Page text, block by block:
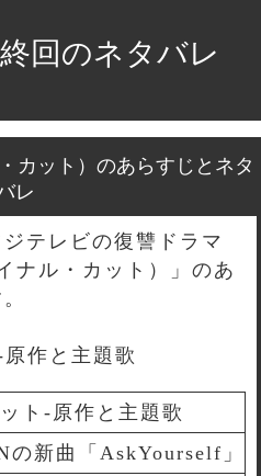
回のネタバレ
カット）のあらすじとネタ
レ
テレビの復讐ドラマ
ナル・カット）」のあ
作と主題歌
ト-原作と主題歌
の新曲「AskYourself」